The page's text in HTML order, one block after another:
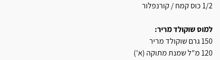
1/2 כוס קמח / קורנפלור
למוס שוקולד מריר:
150 גרם שוקולד מריר
120 מ”ל שמנת מתוקה (א’)